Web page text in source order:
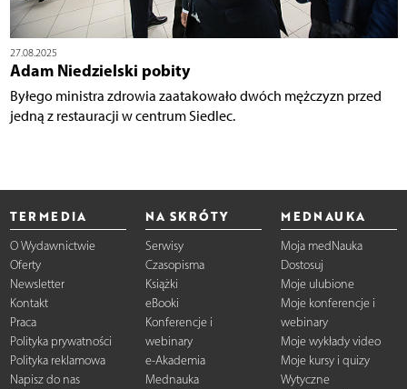
27.08.2025
Adam Niedzielski pobity
Byłego ministra zdrowia zaatakowało dwóch mężczyzn przed
jedną z restauracji w centrum Siedlec.
TERMEDIA
O Wydawnictwie
Oferty
Newsletter
Kontakt
Praca
Polityka prywatności
Polityka reklamowa
Napisz do nas
NA SKRÓTY
Serwisy
Czasopisma
Książki
eBooki
Konferencje i
webinary
e-Akademia
Mednauka
MEDNAUKA
Moja medNauka
Dostosuj
Moje ulubione
Moje konferencje i
webinary
Moje wykłady video
Moje kursy i quizy
Wytyczne